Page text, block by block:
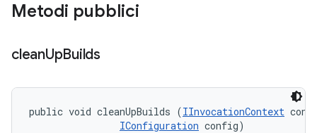
Metodi pubblici
cleanUpBuilds
public void cleanUpBuilds (IInvocationContext
IConfiguration config)